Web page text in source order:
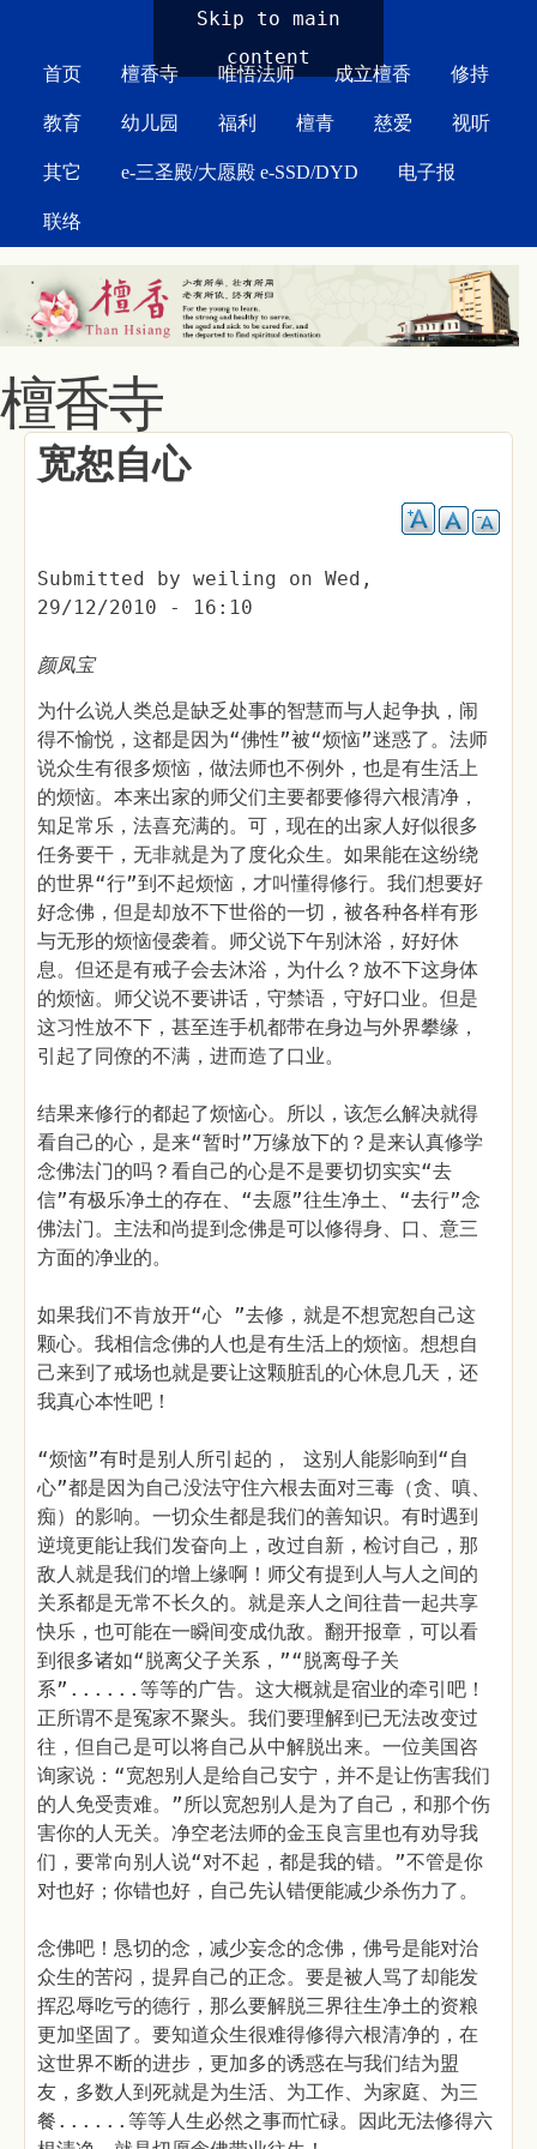
Skip to main
content
首页 檀香寺 唯悟法师 成立檀香 修持
教育 幼儿园 福利 檀青 慈爱 视听
其它 e-三圣殿/大愿殿 e-SSD/DYD 电子报
联络
檀香寺
宽恕自心
Submitted by weiling on Wed,
29/12/2010 - 16:10
颜凤宝
为什么说人类总是缺乏处事的智慧而与人起争执，闹
得不愉悦，这都是因为“佛性”被“烦恼”迷惑了。法师
说众生有很多烦恼，做法师也不例外，也是有生活上
的烦恼。本来出家的师父们主要都要修得六根清净，
知足常乐，法喜充满的。可，现在的出家人好似很多
任务要干，无非就是为了度化众生。如果能在这纷绕
的世界“行”到不起烦恼，才叫懂得修行。我们想要好
好念佛，但是却放不下世俗的一切，被各种各样有形
与无形的烦恼侵袭着。师父说下午别沐浴，好好休
息。但还是有戒子会去沐浴，为什么？放不下这身体
的烦恼。师父说不要讲话，守禁语，守好口业。但是
这习性放不下，甚至连手机都带在身边与外界攀缘，
引起了同僚的不满，进而造了口业。
结果来修行的都起了烦恼心。所以，该怎么解决就得
看自己的心，是来“暂时”万缘放下的？是来认真修学
念佛法门的吗？看自己的心是不是要切切实实“去
信”有极乐净土的存在、“去愿”往生净土、“去行”念
佛法门。主法和尚提到念佛是可以修得身、口、意三
方面的净业的。
如果我们不肯放开“心 ”去修，就是不想宽恕自己这
颗心。我相信念佛的人也是有生活上的烦恼。想想自
己来到了戒场也就是要让这颗脏乱的心休息几天，还
我真心本性吧！
“烦恼”有时是别人所引起的， 这别人能影响到“自
心”都是因为自己没法守住六根去面对三毒（贪、嗔、
痴）的影响。一切众生都是我们的善知识。有时遇到
逆境更能让我们发奋向上，改过自新，检讨自己，那
敌人就是我们的增上缘啊！师父有提到人与人之间的
关系都是无常不长久的。就是亲人之间往昔一起共享
快乐，也可能在一瞬间变成仇敌。翻开报章，可以看
到很多诸如“脱离父子关系，”“脱离母子关
系”......等等的广告。这大概就是宿业的牵引吧！
正所谓不是冤家不聚头。我们要理解到已无法改变过
往，但自己是可以将自己从中解脱出来。一位美国咨
询家说：“宽恕别人是给自己安宁，并不是让伤害我们
的人免受责难。”所以宽恕别人是为了自己，和那个伤
害你的人无关。净空老法师的金玉良言里也有劝导我
们，要常向别人说“对不起，都是我的错。”不管是你
对也好；你错也好，自己先认错便能减少杀伤力了。
念佛吧！恳切的念，减少妄念的念佛，佛号是能对治
众生的苦闷，提昇自己的正念。要是被人骂了却能发
挥忍辱吃亏的德行，那么要解脱三界往生净土的资粮
更加坚固了。要知道众生很难得修得六根清净的，在
这世界不断的进步，更加多的诱惑在与我们结为盟
友，多数人到死就是为生活、为工作、为家庭、为三
餐......等等人生必然之事而忙碌。因此无法修得六